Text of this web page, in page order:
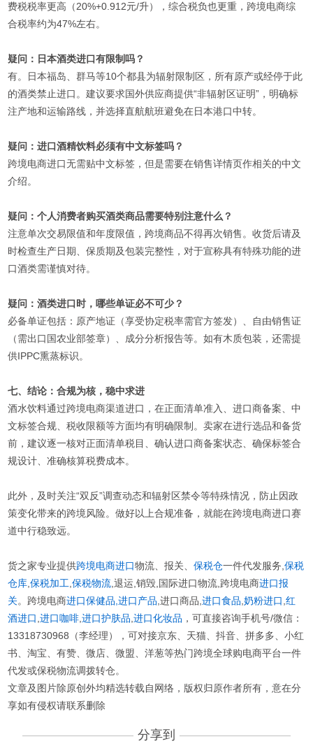
费税税率更高（20%+0.912元/升），综合税负也更重，跨境电商综
合税率约为47%左右。
疑问：日本酒类进口有限制吗？
有。日本福岛、群马等10个都县为辐射限制区，所有原产或经停于此
的酒类禁止进口。建议要求国外供应商提供“非辐射区证明”，明确标
注产地和运输路线，并选择直航航班避免在日本港口中转。
疑问：进口酒精饮料必须有中文标签吗？
跨境电商进口无需贴中文标签，但是需要在销售详情页作相关的中文
介绍。
疑问：个人消费者购买酒类商品需要特别注意什么？
注意单次交易限值和年度限值，跨境商品不得再次销售。收货后请及
时检查生产日期、保质期及包装完整性，对于宣称具有特殊功能的进
口酒类需谨慎对待。
疑问：酒类进口时，哪些单证必不可少？
必备单证包括：原产地证（享受协定税率需官方签发）、自由销售证
（需出口国农业部签章）、成分分析报告等。如有木质包装，还需提
供IPPC熏蒸标识。
七、结论：合规为核，稳中求进
酒水饮料通过跨境电商渠道进口，在正面清单准入、进口商备案、中
文标签合规、税收限额等方面均有明确限制。卖家在进行选品和备货
前，建议逐一核对正面清单税目、确认进口商备案状态、确保标签合
规设计、准确核算税费成本。
此外，及时关注“双反”调查动态和辐射区禁令等特殊情况，防止因政
策变化带来的跨境风险。做好以上合规准备，就能在跨境电商进口赛
道中行稳致远。
货之家专业提供跨境电商进口物流、报关、保税仓一件代发服务,保税
仓库,保税加工,保税物流,退运,销毁,国际进口物流,跨境电商进口报
关。跨境电商进口保健品,进口产品,进口商品,进口食品,奶粉进口,红
酒进口,进口咖啡,进口护肤品,进口化妆品 ，可直接咨询手机号/微信：
13318730968（李经理），可对接京东、天猫、抖音、拼多多、小红
书、淘宝、有赞、微店、微盟、洋葱等热门跨境全球购电商平台一件
代发或保税物流调拨转仓。
文章及图片除原创外均精选转载自网络，版权归原作者所有，意在分
享如有侵权请联系删除
分享到